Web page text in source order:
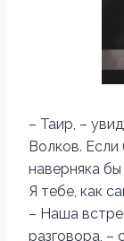
– Таир, –
Волков.
наверняка бы
Я тебе, как
– Наша
разговора, –